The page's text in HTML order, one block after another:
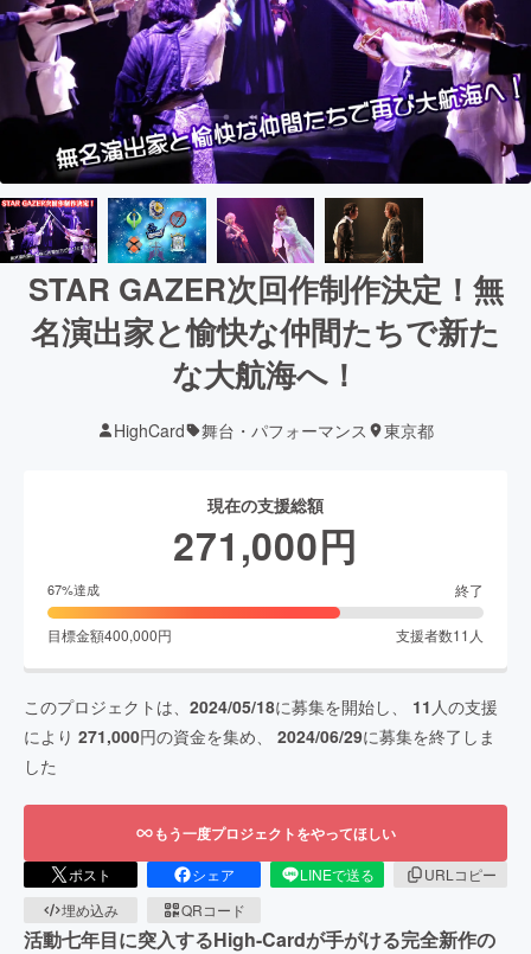
STAR GAZER次回作制作決定！無
名演出家と愉快な仲間たちで新た
な大航海へ！
HighCard 舞台・パフォーマンス 東京都
現在の支援総額
271,000円
67%達成 終了
目標金額400,000円 支援者数11 人
このプロジェクトは、 2024/05/18に募集を開始し、 11 人の支援
により 271,000円の資金を集め、 2024/06/29に募集を終了しま
した
もう一度プロジェクトをやってほしい
ポスト シェア LINEで送る
URLコピー
埋め込み
QRコード
活動七年目に突入するHigh-Cardが手がける完全新作の